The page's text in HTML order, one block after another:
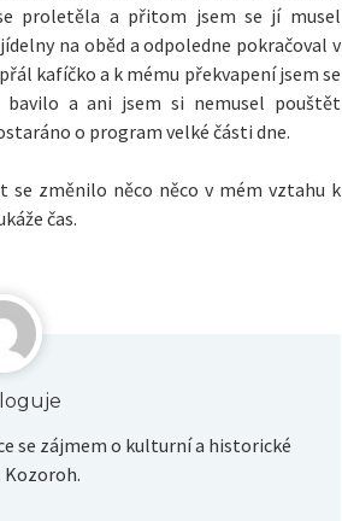
proletěla a přitom jsem se jí musel
na oběd a odpoledne pokračoval v
kafíčko a k mému překvapení jsem se
a ani jsem si nemusel pouštět
o program velké části dne.
se změnilo něco něco v mém vztahu k
čas.
se zájmem o kulturní a historické
Kozoroh.